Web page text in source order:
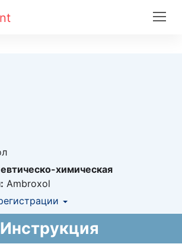
химическая
Ambroxol
в РК:30.03.2020 -
Инструкция